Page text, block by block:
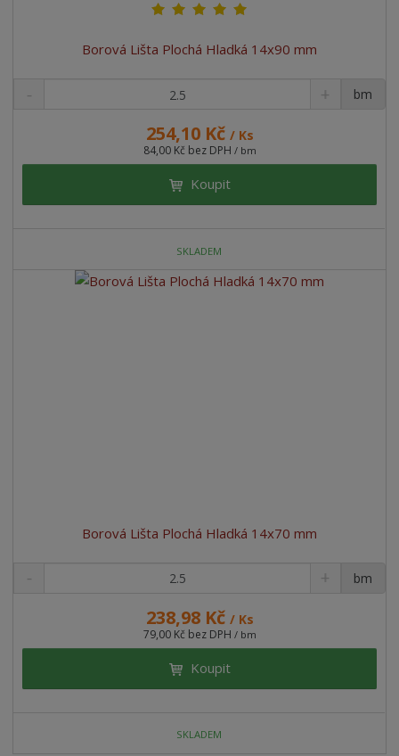
Borová Lišta Plochá Hladká 14x90 mm
254,10 Kč / Ks
84,00 Kč bez DPH / bm
bm
Koupit
SKLADEM
Borová Lišta Plochá Hladká 14x70 mm
238,98 Kč / Ks
79,00 Kč bez DPH / bm
bm
Koupit
SKLADEM